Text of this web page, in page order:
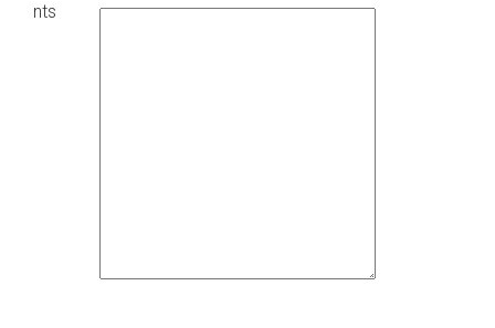
nts